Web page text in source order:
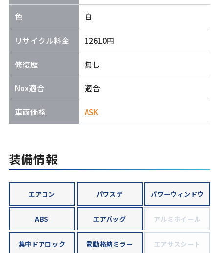
色 白
リサイクル料金 12610円
修復歴 無し
Nox適合 適合
車両価格 ASK
装備情報
エアコン パワステ パワーウィンドウ
ABS エアバッグ アルミホイール
集中ドアロック 電動格納ミラー エアサスシート